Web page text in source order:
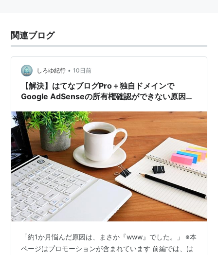
関連ブログ
しろゆ紀行 • 10日前
【解決】はてなブログPro＋独自ドメインで
Google AdSenseの所有権確認ができない原因は
「約1か月悩んだ原因は、まさか『www』でした。」 ※本
ページはプロモーションが含まれています 前編では、は